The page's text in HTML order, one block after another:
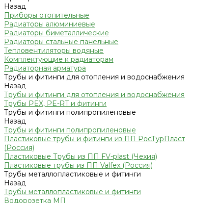
Назад
Приборы отопительные
Радиаторы алюминиевые
Радиаторы биметаллические
Радиаторы стальные панельные
Тепловентиляторы водяные
Комплектующие к радиаторам
Радиаторная арматура
Трубы и фитинги для отопления и водоснабжения
Назад
Трубы и фитинги для отопления и водоснабжения
Трубы PEX, PE-RT и фитинги
Трубы и фитинги полипропиленовые
Назад
Трубы и фитинги полипропиленовые
Пластиковые трубы и фитинги из ПП РосТурПласт
(Россия)
Пластиковые Трубы из ПП FV-plast (Чехия)
Пластиковые трубы из ПП Valfex (Россия)
Трубы металлопластиковые и фитинги
Назад
Трубы металлопластиковые и фитинги
Водорозетка МП